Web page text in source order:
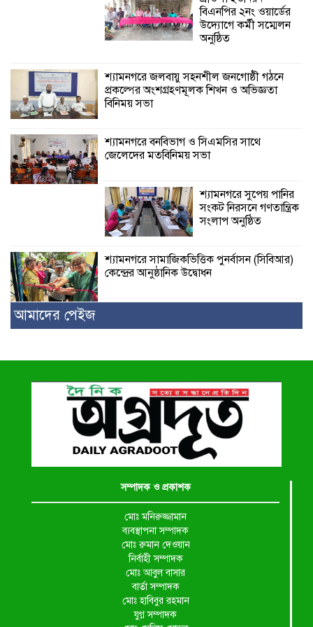
বিএনপির ২নং ওয়ার্ডের
উদ্যোগে কর্মী সম্মেলন
অনুষ্ঠিত
শ্যামনগরে জলবায়ু সহনশীল জনগোষ্ঠী গঠনে
প্রকল্পের অংশগ্রহণমূলক শিখন ও অভিজ্ঞতা
বিনিময় সভা
শ্যামনগরে বনবিভাগ ও সিএমসির সাথে
জেলেদের মতবিনিময় সভা
শ্যামনগরে সুপেয় পানির
সংকট নিরসনে গণতান্ত্রিক
সংলাপ অনুষ্ঠিত
শ্যামনগরে সামাজিকভিত্তিক পুনর্বাসন (সিবিআর)
কেন্দ্রের আনুষ্ঠানিক উদ্বোধন
আমাদের পেইজ
সম্পাদক ও প্রকাশক
মোঃ মনিরুজ্জামান
ব্যবস্থাপনা সম্পাদক
মোঃ রুমান দেওয়ান
নির্বাহী সম্পাদক
মোঃ আবুল বাসার
বার্তা সম্পাদক
মোঃ হাবিবুর রহমান
যুগ্ন সম্পাদক